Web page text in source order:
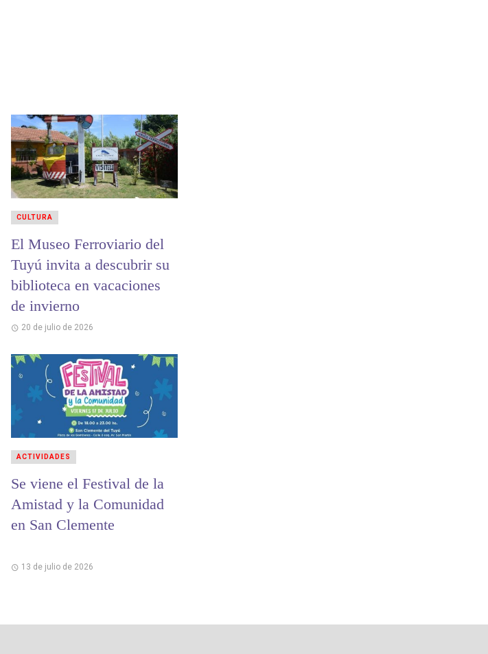
El Museo Ferroviario del
Tuyú invita a descubrir su
biblioteca en vacaciones
de invierno
20 de julio de 2026
CULTURA
Se viene el Festival de la
Amistad y la Comunidad
en San Clemente
13 de julio de 2026
ACTIVIDADES